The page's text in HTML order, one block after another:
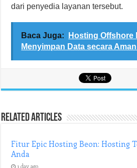
dari penyedia layanan tersebut.
Baca Juga:
Hosting Offshore
Menyimpan Data secara
Related Articles
Fitur Epic Hosting Beon: Hosting
Anda
1 day ago